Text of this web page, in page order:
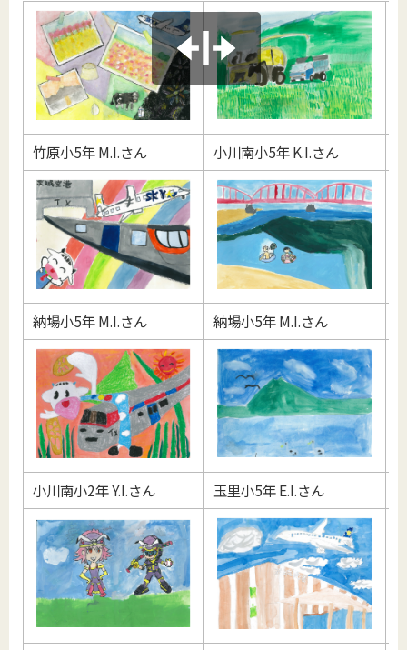
竹原小5年 M.I.さん 小川南小5年 K.I.さん
納場小5年 M.I.さん 納場小5年 M.I.さん
小川南小2年 Y.I.さん 玉里小5年 E.I.さん